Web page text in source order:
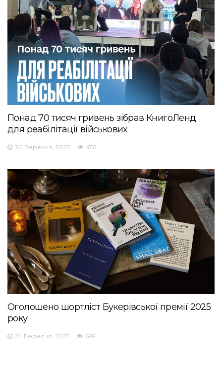
Понад 70 тисяч гривень зібрав КнигоЛенд
для реабілітації військових
30 Вересня, 2025 476
Оголошено шортліст Букерівської премії 2025
року
24 Вересня, 2025 699